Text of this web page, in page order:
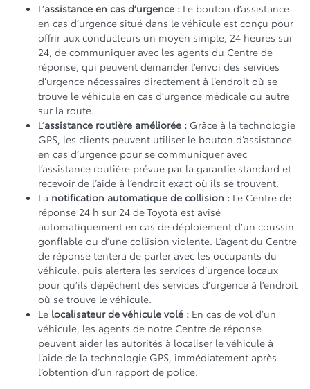
L’assistance en cas d’urgence : Le bouton d’assistance
en cas d’urgence situé dans le véhicule est conçu pour
offrir aux conducteurs un moyen simple, 24 heures sur
24, de communiquer avec les agents du Centre de
réponse, qui peuvent demander l’envoi des services
d’urgence nécessaires directement à l’endroit où se
trouve le véhicule en cas d’urgence médicale ou autre
sur la route.
L’assistance routière améliorée : Grâce à la technologie
GPS, les clients peuvent utiliser le bouton d’assistance
en cas d’urgence pour se communiquer avec
l’assistance routière prévue par la garantie standard et
recevoir de l’aide à l’endroit exact où ils se trouvent.
La notification automatique de collision : Le Centre de
réponse 24 h sur 24 de Toyota est avisé
automatiquement en cas de déploiement d’un coussin
gonflable ou d’une collision violente. L’agent du Centre
de réponse tentera de parler avec les occupants du
véhicule, puis alertera les services d’urgence locaux
pour qu’ils dépêchent des services d’urgence à l’endroit
où se trouve le véhicule.
Le localisateur de véhicule volé : En cas de vol d’un
véhicule, les agents de notre Centre de réponse
peuvent aider les autorités à localiser le véhicule à
l’aide de la technologie GPS, immédiatement après
l’obtention d’un rapport de police.